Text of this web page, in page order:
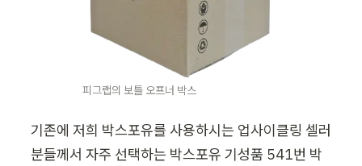
피그랩의 보틀 오프너 박스
기존에 저희 박스포유를 사용하시는 업사이클링 셀러
분들께서 자주 선택하는 박스포유 기성품 541번 박